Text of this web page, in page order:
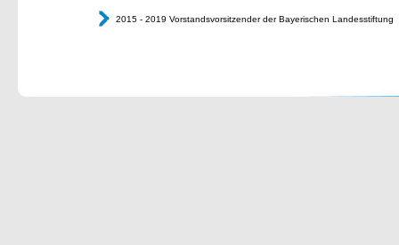
2015 - 2019 Vorstandsvorsitzender der Bayerischen Landesstiftung